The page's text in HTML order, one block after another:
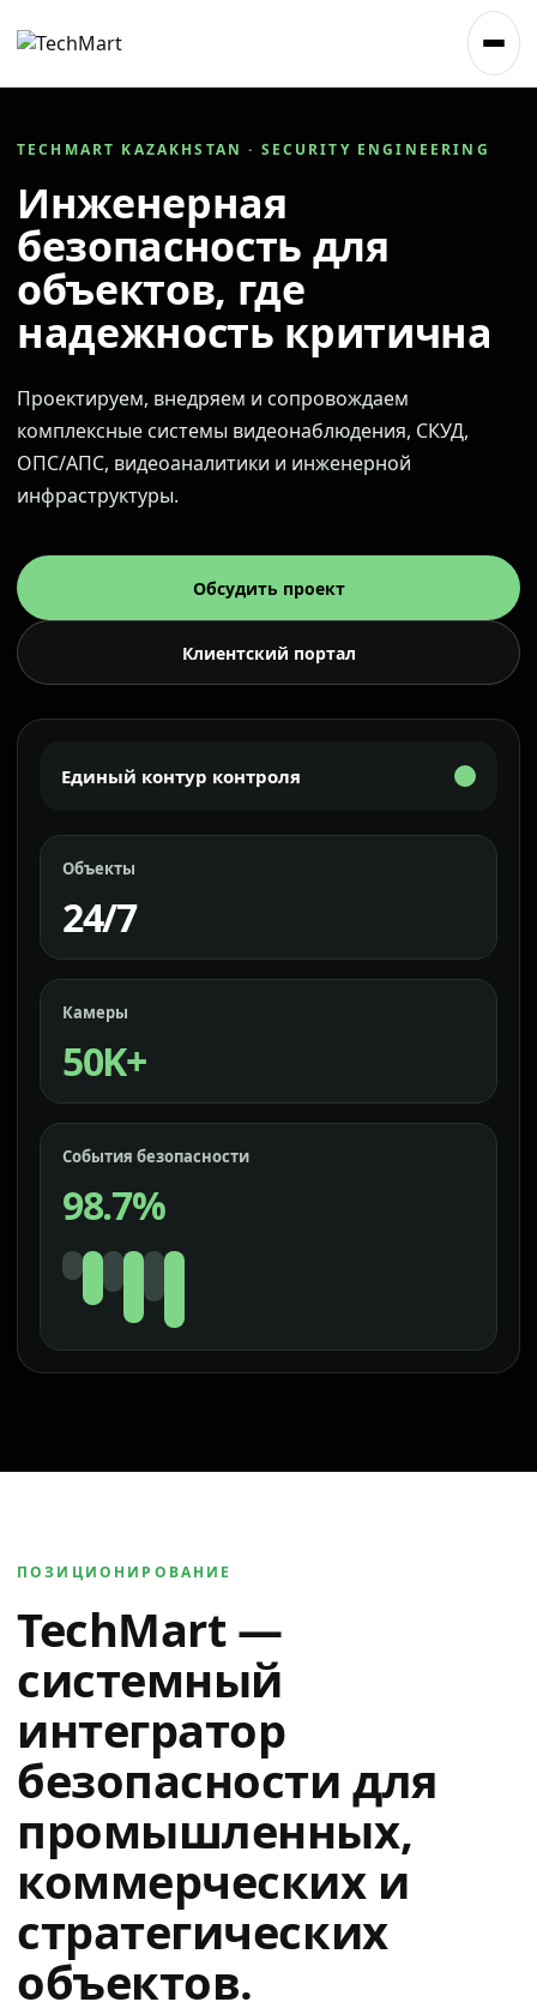
TECHMART KAZAKHSTAN · SECURITY ENGINEERING
Инженерная
безопасность для
объектов, где
надежность критична
Проектируем, внедряем и сопровождаем
комплексные системы видеонаблюдения, СКУД,
ОПС/АПС, видеоаналитики и инженерной
инфраструктуры.
Обсудить проект
Клиентский портал
Единый контур контроля
Объекты
24/7
Камеры
50K+
События безопасности
98.7%
ПОЗИЦИОНИРОВАНИЕ
TechMart —
системный
интегратор
безопасности для
промышленных,
коммерческих и
стратегических
объектов.